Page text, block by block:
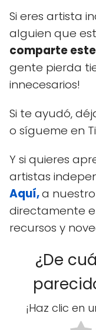
Si eres artista
alguien que
comparte
gente pierda
innecesarios!
Si te ayudó,
o sígueme en
Y si quieres
artistas
Aquí,a
directamente
recursos y
¿De
¡Haz clic en